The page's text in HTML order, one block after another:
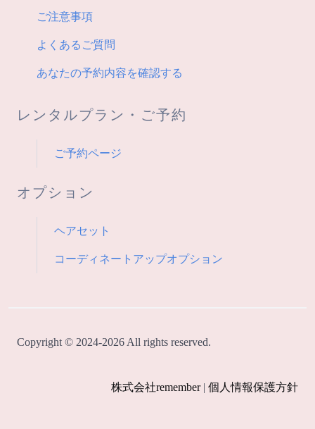
ご注意事項
よくあるご質問
あなたの予約内容を確認する
レンタルプラン・ご予約
ご予約ページ
オプション
ヘアセット
コーディネートアップオプション
Copyright © 2024-2026 All rights reserved.
株式会社remember| 個人情報保護方針